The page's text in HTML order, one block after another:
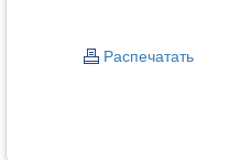
Распечатать